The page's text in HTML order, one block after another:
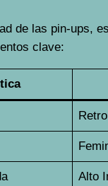
de las pin-ups,
clave:
Alto